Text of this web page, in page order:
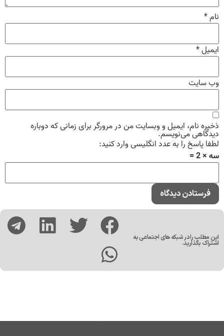
نام*
ایمیل*
وب‌ سایت
ذخیره نام، ایمیل و وبسایت من در مرورگر برای زمانی که دوباره
دیدگاهی می‌نویسم.
لطفا پاسخ را به عدد انگلیسی وارد کنید:
سه × 2 =
این مطلب را در شبکه های اجتماعی به
اشتراک بگذارید.